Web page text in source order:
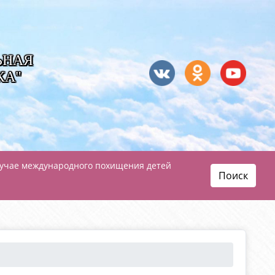
международного похищения детей
Поиск